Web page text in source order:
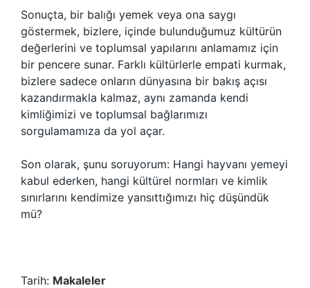
Sonuçta, bir balığı yemek veya ona saygı
göstermek, bizlere, içinde bulunduğumuz kültürün
değerlerini ve toplumsal yapılarını anlamamız için
bir pencere sunar. Farklı kültürlerle empati kurmak,
bizlere sadece onların dünyasına bir bakış açısı
kazandırmakla kalmaz, aynı zamanda kendi
kimliğimizi ve toplumsal bağlarımızı
sorgulamamıza da yol açar.
Son olarak, şunu soruyorum: Hangi hayvanı yemeyi
kabul ederken, hangi kültürel normları ve kimlik
sınırlarını kendimize yansıttığımızı hiç düşündük
mü?
Tarih: Makaleler